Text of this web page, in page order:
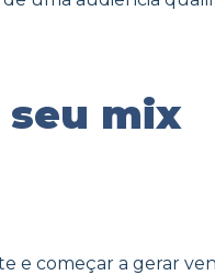
mix
e começar a gerar